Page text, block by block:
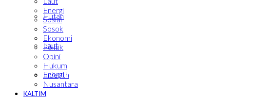
Hutan
Laut
Energi
Energi
Sosial
Sosok
Ekonomi
Politik
Opini
Hukum
Indepth
Nusantara
KALTIM